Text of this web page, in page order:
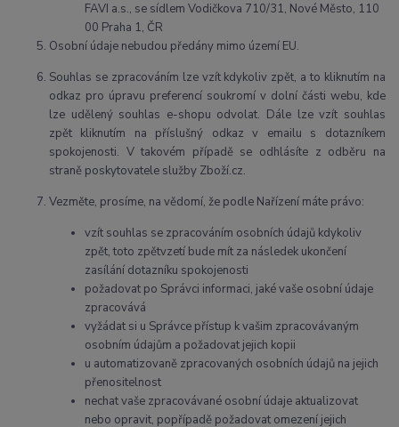
FAVI a.s., se sídlem Vodičkova 710/31, Nové Město, 110
00 Praha 1, ČR
Osobní údaje nebudou předány mimo území EU.
Souhlas se zpracováním lze vzít kdykoliv zpět, a to kliknutím na
odkaz pro úpravu preferencí soukromí v dolní části webu, kde
lze udělený souhlas e-shopu odvolat. Dále lze vzít souhlas
zpět kliknutím na příslušný odkaz v emailu s dotazníkem
spokojenosti. V takovém případě se odhlásíte z odběru na
straně poskytovatele služby Zboží.cz.
Vezměte, prosíme, na vědomí, že podle Nařízení máte právo:
vzít souhlas se zpracováním osobních údajů kdykoliv
zpět, toto zpětvzetí bude mít za následek ukončení
zasílání dotazníku spokojenosti
požadovat po Správci informaci, jaké vaše osobní údaje
zpracovává
vyžádat si u Správce přístup k vašim zpracovávaným
osobním údajům a požadovat jejich kopii
u automatizovaně zpracovaných osobních údajů na jejich
přenositelnost
nechat vaše zpracovávané osobní údaje aktualizovat
nebo opravit, popřípadě požadovat omezení jejich